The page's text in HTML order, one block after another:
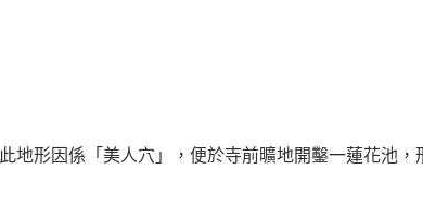
此地形因係「美人穴」，便於寺前曠地開鑿一蓮花池，